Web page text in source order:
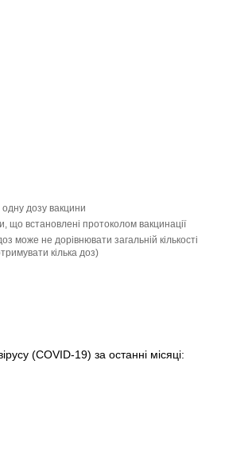
дозу вакцини
що встановлені протоколом вакцинації
може не дорівнювати загальній кількості
кілька доз)
(COVID-19) за останні місяці: